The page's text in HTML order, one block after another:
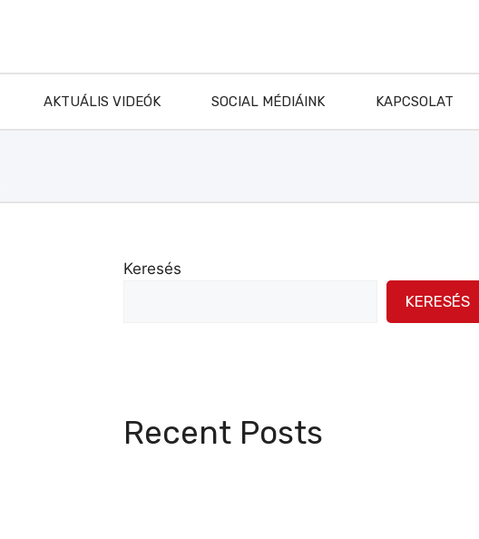
AKTUÁLIS VIDEÓK SOCIAL MÉDIÁINK KAPCSOLAT
Keresés
KERESÉS
Recent Posts